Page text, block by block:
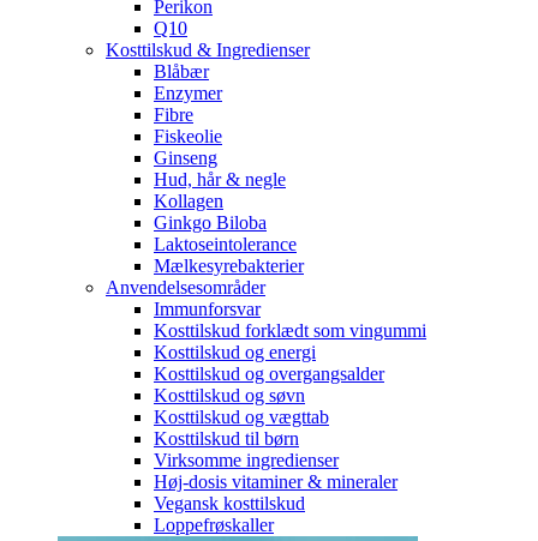
Perikon
Q10
Kosttilskud & Ingredienser
Blåbær
Enzymer
Fibre
Fiskeolie
Ginseng
Hud, hår & negle
Kollagen
Ginkgo Biloba
Laktoseintolerance
Mælkesyrebakterier
Anvendelsesområder
Immunforsvar
Kosttilskud forklædt som vingummi
Kosttilskud og energi
Kosttilskud og overgangsalder
Kosttilskud og søvn
Kosttilskud og vægttab
Kosttilskud til børn
Virksomme ingredienser
Høj-dosis vitaminer & mineraler
Vegansk kosttilskud
Loppefrøskaller